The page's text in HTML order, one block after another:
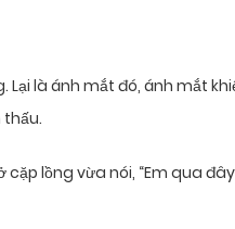
Lại là ánh mắt đó, ánh mắt
lồng vừa nói, “Em qua